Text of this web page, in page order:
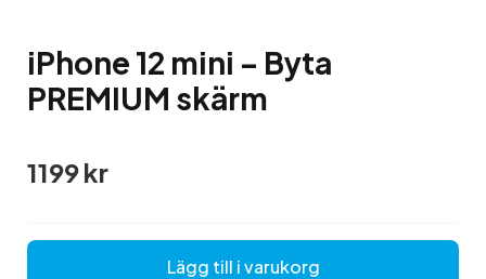
iPhone 12 mini – Byta
PREMIUM skärm
1199kr
Lägg till i varukorg